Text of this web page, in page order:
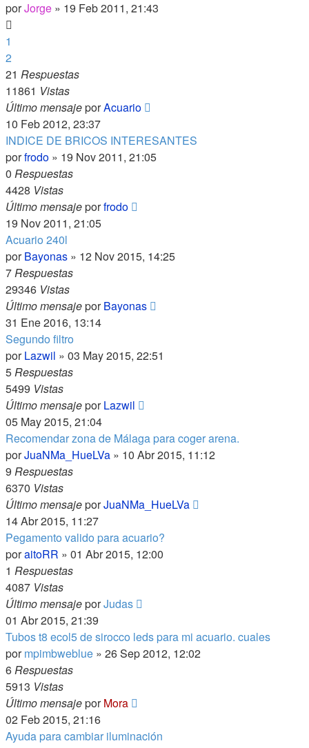
porJorge » 19 Feb 2011, 21:43
1
2
21 Respuestas
11861 Vistas
Último mensajeporAcuario
10 Feb 2012, 23:37
INDICE DE BRICOS INTERESANTES
porfrodo » 19 Nov 2011, 21:05
0 Respuestas
4428 Vistas
Último mensajeporfrodo
19 Nov 2011, 21:05
Acuario 240l
porBayonas » 12 Nov 2015, 14:25
7Respuestas
29346 Vistas
Último mensajeporBayonas
31 Ene 2016, 13:14
Segundo filtro
porLazwil » 03 May 2015, 22:51
5Respuestas
5499 Vistas
Último mensajeporLazwil
05 May 2015, 21:04
Recomendar zona de Málaga para coger arena.
porJuaNMa_HueLVa » 10 Abr 2015, 11:12
9 Respuestas
6370 Vistas
Último mensajeporJuaNMa_HueLVa
14 Abr 2015, 11:27
Pegamento valido para acuario?
poraitoRR » 01 Abr 2015, 12:00
1 Respuestas
4087 Vistas
Último mensajeporJudas
01 Abr 2015, 21:39
Tubos t8 ecol5 de sirocco leds para mi acuario. cuales
pormpimbweblue » 26 Sep 2012, 12:02
6Respuestas
5913 Vistas
Último mensajeporMora
02 Feb 2015, 21:16
Ayuda para cambiar iluminación